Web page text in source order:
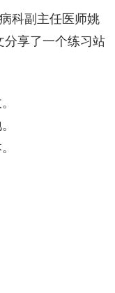
科副主任医师姚
享了一个练习站